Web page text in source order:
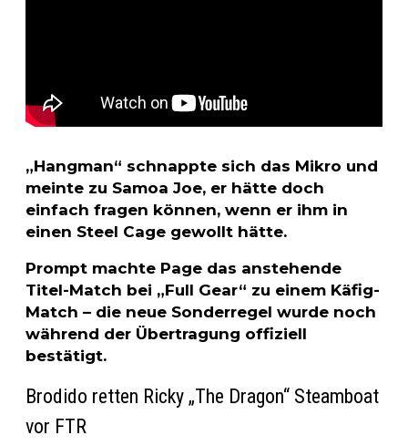
„Hangman“ schnappte sich das Mikro und
meinte zu Samoa Joe, er hätte doch
einfach fragen können, wenn er ihm in
einen Steel Cage gewollt hätte.
Prompt machte Page das anstehende
Titel-Match bei „Full Gear“ zu einem Käfig-
Match – die neue Sonderregel wurde noch
während der Übertragung offiziell
bestätigt.
Brodido retten Ricky „The Dragon“ Steamboat
vor FTR